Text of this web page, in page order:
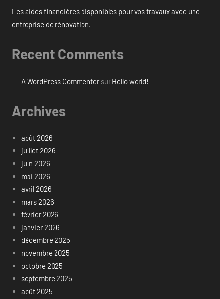
Les aides financières disponibles pour vos travaux avec une
entreprise de rénovation.
Recent Comments
A WordPress Commentersur Hello world!
Archives
août 2026
juillet 2026
juin 2026
mai 2026
avril 2026
mars 2026
février 2026
janvier 2026
décembre 2025
novembre 2025
octobre 2025
septembre 2025
août 2025